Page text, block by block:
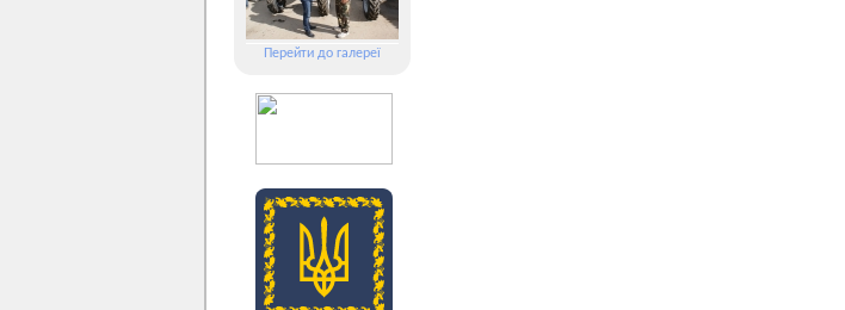
Перейти до галереї